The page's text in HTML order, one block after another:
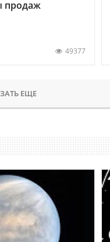
продаж
49377
ЕЩЕ